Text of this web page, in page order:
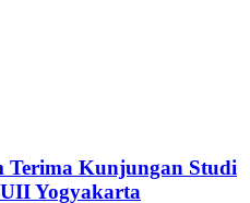
Terima Kunjungan Studi
Yogyakarta